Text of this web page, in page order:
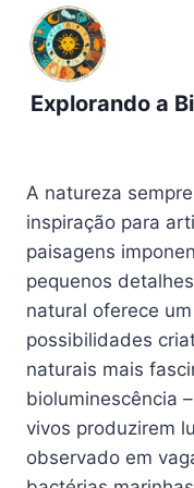
Pular
para
Conteúdo
Explorando a
A natureza
inspiração para
paisagens
pequenos
natural oferece
possibilidades
naturais mais
bioluminescência
vivos produzirem
observado em